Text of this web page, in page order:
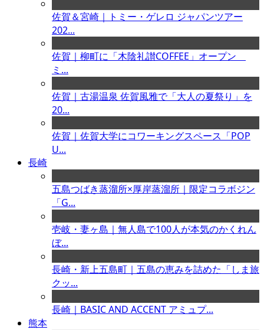
佐賀＆宮崎｜トミー・ゲレロ ジャパンツアー
202...
佐賀｜柳町に「木陰礼讃COFFEE」オープン
ミ...
佐賀｜古湯温泉 佐賀風雅で「大人の夏祭り」を
20...
佐賀｜佐賀大学にコワーキングスペース「POP
U...
長崎
五島つばき蒸溜所×厚岸蒸溜所｜限定コラボジン
「G...
壱岐・妻ヶ島｜無人島で100人が本気のかくれん
ぼ...
長崎・新上五島町｜五島の恵みを詰めた「しま旅
クッ...
長崎｜BASIC AND ACCENT アミュプ...
熊本